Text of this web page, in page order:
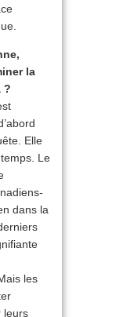
la
?
Elle
Le
dans la
les
leurs